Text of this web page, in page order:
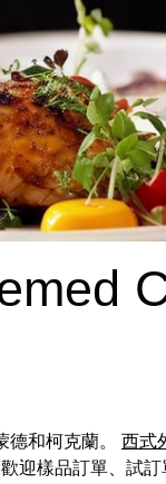
德和柯克蘭。 西式
迎樣品訂單、試